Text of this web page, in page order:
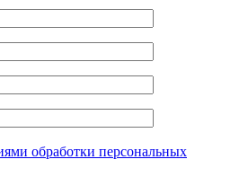
обработки персональных